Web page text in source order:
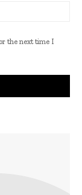
the next time I